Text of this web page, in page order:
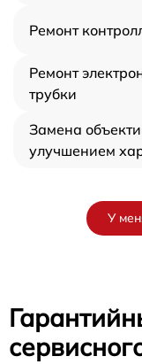
Ремонт
Ремонт
трубки
Замена
улучшением
У